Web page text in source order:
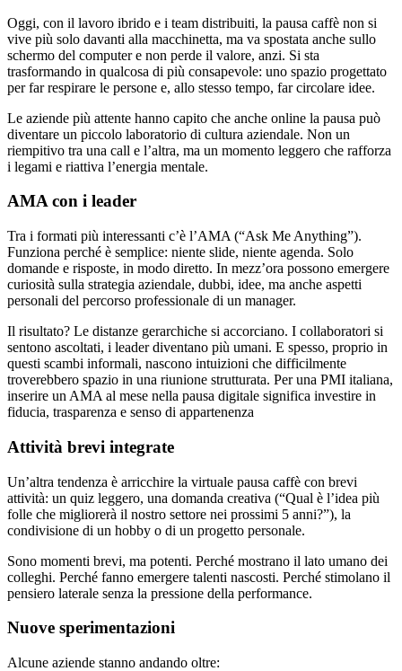
Oggi, con il lavoro ibrido e i team distribuiti, la pausa caffè non si
vive più solo davanti alla macchinetta, ma va spostata anche sullo
schermo del computer e non perde il valore, anzi. Si sta
trasformando in qualcosa di più consapevole: uno spazio progettato
per far respirare le persone e, allo stesso tempo, far circolare idee.
Le aziende più attente hanno capito che anche online la pausa può
diventare un piccolo laboratorio di cultura aziendale. Non un
riempitivo tra una call e l’altra, ma un momento leggero che rafforza
i legami e riattiva l’energia mentale.
AMA con i leader
Tra i formati più interessanti c’è l’AMA (“Ask Me Anything”).
Funziona perché è semplice: niente slide, niente agenda. Solo
domande e risposte, in modo diretto. In mezz’ora possono emergere
curiosità sulla strategia aziendale, dubbi, idee, ma anche aspetti
personali del percorso professionale di un manager.
Il risultato? Le distanze gerarchiche si accorciano. I collaboratori si
sentono ascoltati, i leader diventano più umani. E spesso, proprio in
questi scambi informali, nascono intuizioni che difficilmente
troverebbero spazio in una riunione strutturata. Per una PMI italiana,
inserire un AMA al mese nella pausa digitale significa investire in
fiducia, trasparenza e senso di appartenenza
Attività brevi integrate
Un’altra tendenza è arricchire la virtuale pausa caffè con brevi
attività: un quiz leggero, una domanda creativa (“Qual è l’idea più
folle che migliorerà il nostro settore nei prossimi 5 anni?”), la
condivisione di un hobby o di un progetto personale.
Sono momenti brevi, ma potenti. Perché mostrano il lato umano dei
colleghi. Perché fanno emergere talenti nascosti. Perché stimolano il
pensiero laterale senza la pressione della performance.
Nuove sperimentazioni
Alcune aziende stanno andando oltre: